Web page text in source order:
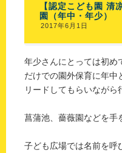
【認定こども園
園（年中・年少）
2017年6月1日
年少さんにとっては初め
だけでの園外保育に年中
リードしてもらいながら
菖蒲池、薔薇園などを手
子ども広場では名前を呼